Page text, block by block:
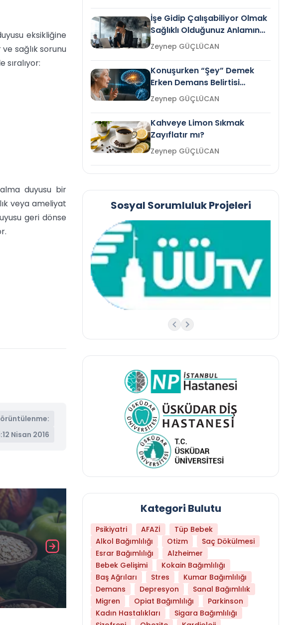
eksikliğine
sağlık sorunu
sıralıyor:
duyusu bir
veya ameliyat
geri dönse
12 Nisan 2016
Daha Az Protein Tüketmek Yaşlanmayı
İşe Gidip Çalışabiliyor Olmak
Sağlıklı Olduğunuz Anlamına
Gelir mi?Zeynep GÜÇLÜCAN
Konuşurken “Şey” Demek
Erken Demans Belirtisi
Olabilir mi?Zeynep GÜÇLÜCAN
Kahveye Limon Sıkmak
Zayıflatır mı?
Zeynep GÜÇLÜCAN
Sosyal Sorumluluk Projeleri
Kategori Bulutu
Psikiyatri AFAZİ
Tüp Bebek
Alkol Bağımlılığı
Otizm
Saç Dökülmesi
Esrar Bağımlılığı
Alzheimer
Bebek Gelişimi
Kokain Bağımlılığı
Baş Ağrıları
Stres
Kumar Bağımlılığı
Demans
Depresyon
Sanal Bağımlılık
Migren
Opiat Bağımlılığı
Parkinson
Kadın Hastalıkları
Sigara Bağımlılığı